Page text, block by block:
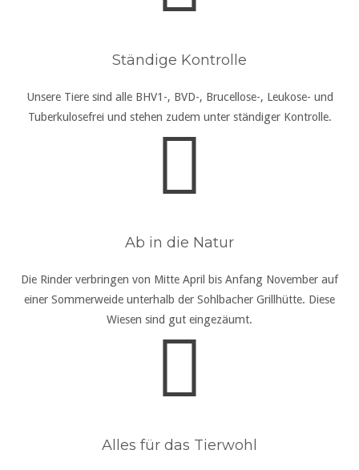
Ständige Kontrolle
Unsere Tiere sind alle BHV1-, BVD-, Brucellose-, Leukose- und
Tuberkulosefrei und stehen zudem unter ständiger Kontrolle.
Ab in die Natur
Die Rinder verbringen von Mitte April bis Anfang November auf
einer Sommerweide unterhalb der Sohlbacher Grillhütte. Diese
Wiesen sind gut eingezäumt.
Alles für das Tierwohl